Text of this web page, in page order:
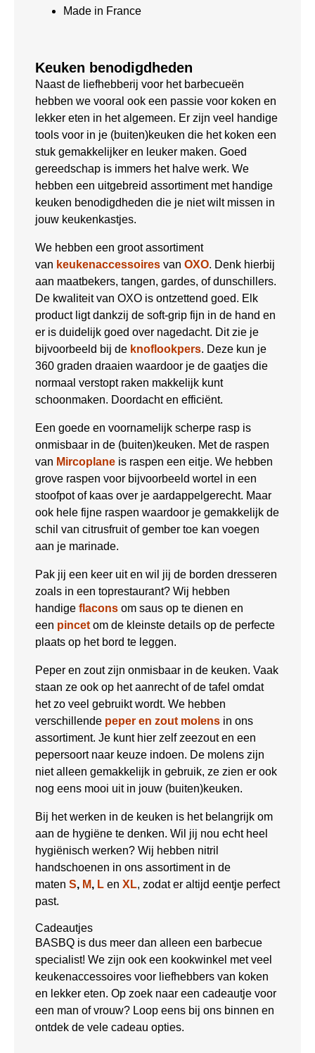
Made in France
Keuken benodigdheden
Naast de liefhebberij voor het barbecueën
hebben we vooral ook een passie voor koken en
lekker eten in het algemeen. Er zijn veel handige
tools voor in je (buiten)keuken die het koken een
stuk gemakkelijker en leuker maken. Goed
gereedschap is immers het halve werk. We
hebben een uitgebreid assortiment met handige
keuken benodigdheden die je niet wilt missen in
jouw keukenkastjes.
We hebben een groot assortiment
van keukenaccessoires van OXO. Denk hierbij
aan maatbekers, tangen, gardes, of dunschillers.
De kwaliteit van OXO is ontzettend goed. Elk
product ligt dankzij de soft-grip fijn in de hand en
er is duidelijk goed over nagedacht. Dit zie je
bijvoorbeeld bij de knoflookpers. Deze kun je
360 graden draaien waardoor je de gaatjes die
normaal verstopt raken makkelijk kunt
schoonmaken. Doordacht en efficiënt.
Een goede en voornamelijk scherpe rasp is
onmisbaar in de (buiten)keuken. Met de raspen
van Mircoplane is raspen een eitje. We hebben
grove raspen voor bijvoorbeeld wortel in een
stoofpot of kaas over je aardappelgerecht. Maar
ook hele fijne raspen waardoor je gemakkelijk de
schil van citrusfruit of gember toe kan voegen
aan je marinade.
Pak jij een keer uit en wil jij de borden dresseren
zoals in een toprestaurant? Wij hebben
handige flacons om saus op te dienen en
een pincet om de kleinste details op de perfecte
plaats op het bord te leggen.
Peper en zout zijn onmisbaar in de keuken. Vaak
staan ze ook op het aanrecht of de tafel omdat
het zo veel gebruikt wordt. We hebben
verschillende peper en zout molens in ons
assortiment. Je kunt hier zelf zeezout en een
pepersoort naar keuze indoen. De molens zijn
niet alleen gemakkelijk in gebruik, ze zien er ook
nog eens mooi uit in jouw (buiten)keuken.
Bij het werken in de keuken is het belangrijk om
aan de hygiëne te denken. Wil jij nou echt heel
hygiënisch werken? Wij hebben nitril
handschoenen in ons assortiment in de
maten S, M, L en XL, zodat er altijd eentje perfect
past.
Cadeautjes
BASBQ is dus meer dan alleen een barbecue
specialist! We zijn ook een kookwinkel met veel
keukenaccessoires voor liefhebbers van koken
en lekker eten. Op zoek naar een cadeautje voor
een man of vrouw? Loop eens bij ons binnen en
ontdek de vele cadeau opties.